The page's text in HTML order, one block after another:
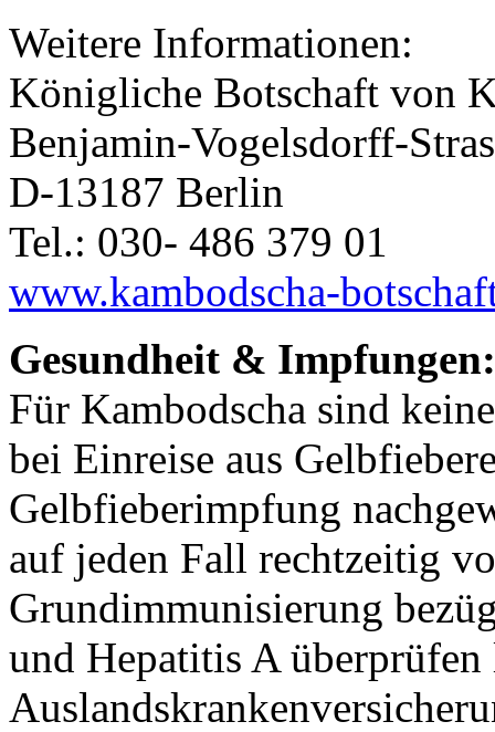
Weitere Informationen:
Königliche Botschaft von
Benjamin-Vogelsdorff-
D-13187 Berlin
Tel.: 030- 486 379 01
www.kambodscha-
Gesundheit & Impfungen:
Für Kambodscha sind
bei Einreise aus
Gelbfieberimpfung
auf jeden Fall rechtzeitig
Grundimmunisierung
und Hepatitis A überprüfen